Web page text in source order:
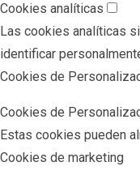
Cookies analíticas
Las cookies analíticas
identificar
Cookies de
Cookies de
Estas cookies pueden
Cookies de marketing